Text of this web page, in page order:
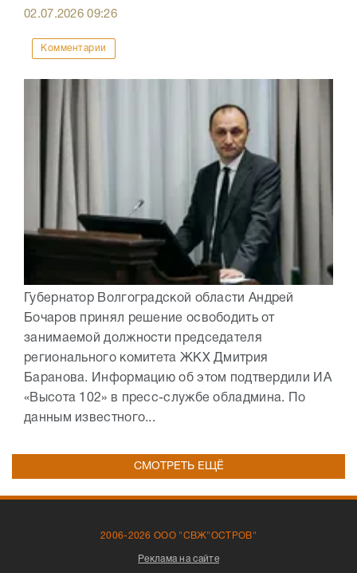
02.07.202609:26
Комментарии
Губернатор Волгоградской области Андрей
Бочаров принял решение освободить от
занимаемой должности председателя
регионального комитета ЖКХ Дмитрия
Баранова. Информацию об этом подтвердили ИА
«Высота 102» в пресс-службе обладмина. По
данным известного...
СМОТРЕТЬ ЕЩЁ
2006-2026 ООО "СВЖ"ОСТРОВ"
Реклама на сайте